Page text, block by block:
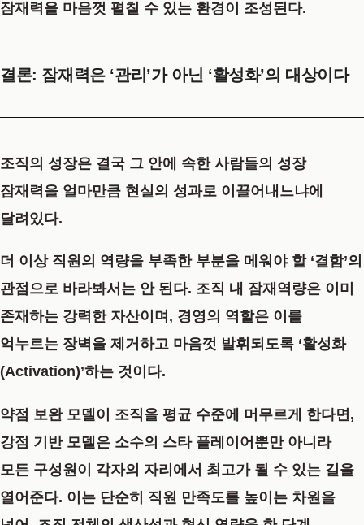
잠재력을 마음껏 펼칠 수 있는 환경이 조성된다.
결론: 잠재력은 ‘관리’가 아닌 ‘활성화’의 대상이다
조직의 성장은 결국 그 안에 속한 사람들의 성장
잠재력을 얼마만큼 현실의 성과로 이끌어내느냐에
달려있다.
더 이상 직원의 역량을 부족한 부분을 메워야 할 ‘결함’의
관점으로 바라봐서는 안 된다. 조직 내 잠재역량은 이미
존재하는 강력한 자산이며, 경영의 역할은 이를
억누르는 장벽을 제거하고 마음껏 발휘되도록 ‘활성화
(Activation)’하는 것이다.
약점 보완 모델이 조직을 평균 수준에 머무르게 한다면,
강점 기반 모델은 소수의 스타 플레이어뿐만 아니라
모든 구성원이 각자의 자리에서 최고가 될 수 있는 길을
열어준다. 이는 단순히 직원 만족도를 높이는 차원을